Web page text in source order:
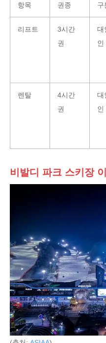
항목 권종 구
리프트
3시간
권
대
인
렌탈
4시간
권
대
인
비발디 파크 스키장